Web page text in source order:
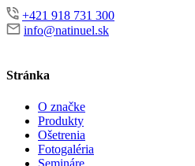
+421 918 731 300
info@natinuel.sk
Stránka
O značke
Produkty
Ošetrenia
Fotogaléria
Semináre